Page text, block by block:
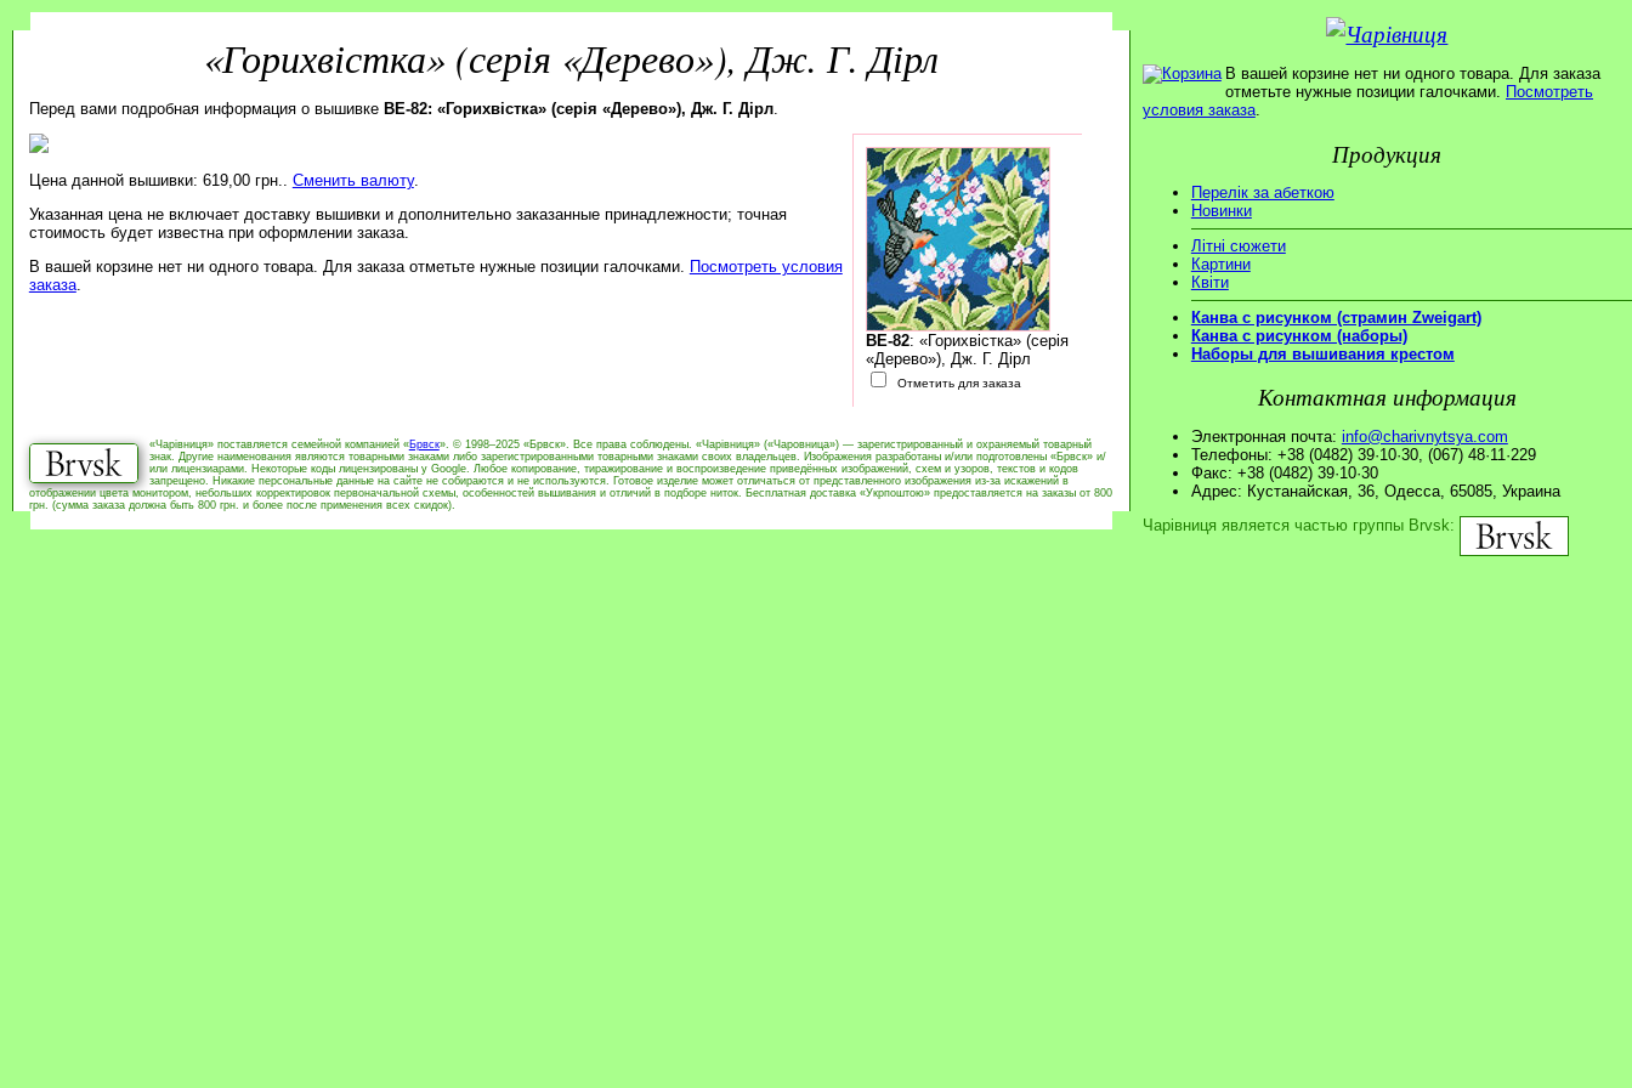
«Горихвістка» (серія «Дерево»), Дж. Г. Дірл
Перед вами подробная информация о вышивке BE-82: «Горихвістка» (серія «Дерево»), Дж. Г. Дірл.
BE-82: «Горихвістка» (серія
«Дерево»), Дж. Г. Дірл
Отметить для заказа
Цена данной вышивки: 619,00 грн.. Сменить валюту.
Указанная цена не включает доставку вышивки и дополнительно заказанные принадлежности; точная
стоимость будет известна при оформлении заказа.
В вашей корзине нет ни одного товара. Для заказа отметьте нужные позиции галочками.
Посмотреть условия
заказа.
«Чарівниця» поставляется семейной компанией «Брвск». © 1998–2025 «Брвск». Все права соблюдены. «Чарівниця» («Чаровница») — зарегистрированный и охраняемый товарный
знак. Другие наименования являются товарными знаками либо зарегистрированными товарными знаками своих владельцев. Изображения разработаны и/или подготовлены «Брвск» и/
или лицензиарами. Некоторые коды лицензированы у Google. Любое копирование, тиражирование и воспроизведение приведённых изображений, схем и узоров, текстов и кодов
запрещено. Никакие персональные данные на сайте не собираются и не используются. Готовое изделие может отличаться от представленного изображения из-за искажений в
отображении цвета монитором, небольших корректировок первоначальной схемы, особенностей вышивания и отличий в подборе ниток. Бесплатная доставка «Укрпоштою» предоставляется на заказы от 800
грн. (сумма заказа должна быть 800 грн. и более после применения всех скидок).
В вашей корзине нет ни одного товара. Для заказа
отметьте нужные позиции галочками. Посмотреть
условия заказа.
Продукция
Перелік за абеткою
Новинки
Літні сюжети
Картини
Квіти
Канва с рисунком (страмин Zweigart)
Канва с рисунком (наборы)
Наборы для вышивания крестом
Контактная информация
Электронная почта: info@charivnytsya.com
Телефоны: +38 (0482) 39·10·30, (067) 48·11·229
Факс: +38 (0482) 39·10·30
Адрес: Кустанайская, 36, Одесса, 65085, Украина
Чарівниця является частью группы Brvsk: